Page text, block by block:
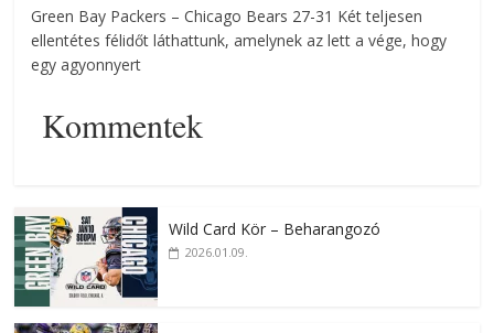
Green Bay Packers – Chicago Bears 27-31 Két teljesen
ellentétes félidőt láthattunk, amelynek az lett a vége, hogy
egy agyonnyert
Kommentek
Wild Card Kör – Beharangozó
2026.01.09.